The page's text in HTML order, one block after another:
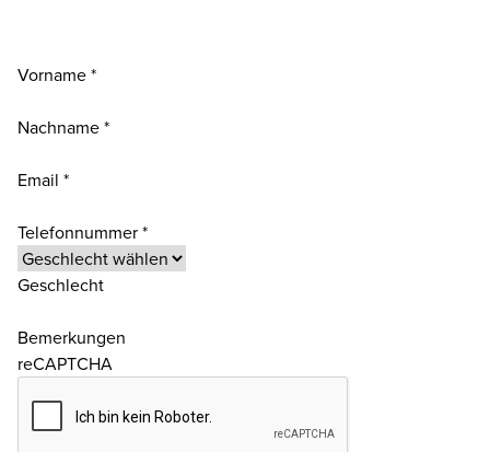
Vorname *
Nachname *
Email *
Telefonnummer *
Geschlecht
Bemerkungen
reCAPTCHA